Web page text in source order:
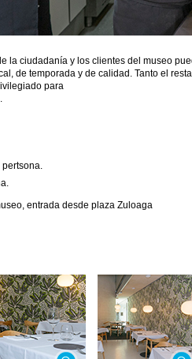
la ciudadanía y los clientes del museo
de temporada y de calidad. Tanto el
para
pertsona.
entrada desde plaza Zuloaga